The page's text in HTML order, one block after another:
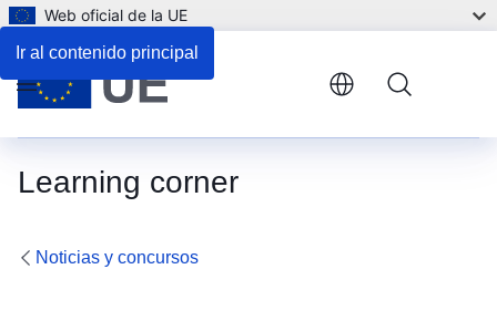
Ir al contenido principal
Web oficial de la UE
Learning corner
Menu
Noticias y concursos